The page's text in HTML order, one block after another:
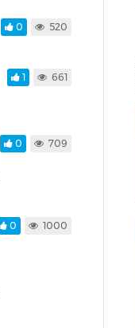
0 520
1 661
0 709
0 1000